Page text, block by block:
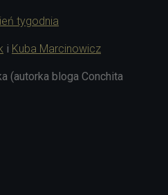
tygodnia
i Kuba Marcinowicz
(autorka bloga Conchita